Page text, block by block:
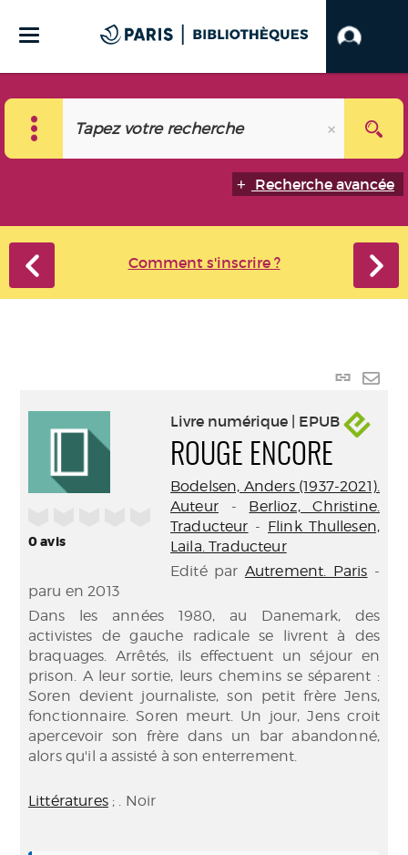
Recherche avancée
Comment s'inscrire ?
Lien
0avis
Livre numérique | EPUB
ROUGE ENCORE
Bodelsen, Anders (1937-2021).
Auteur- Berlioz, Christine.
Traducteur - Flink Thullesen,
Laila. Traducteur
Edité par Autrement. Paris -
paru en 2013
Dans les années 1980, au Danemark, des
activistes de gauche radicale se livrent à des
braquages. Arrêtés, ils effectuent un séjour en
prison. A leur sortie, leurs chemins se séparent :
Soren devient journaliste, son petit frère Jens,
fonctionnaire. Soren meurt. Un jour, Jens croit
apercevoir son frère dans un bar abandonné,
alors qu'il a assisté à son enterrement.
Littératures; . Noir